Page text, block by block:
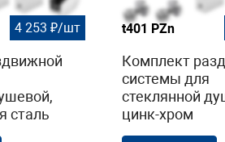
4 253 ₽/шт
сталь
t401 PZn
Комплект
системы для
стеклянной
цинк-хром
полированный